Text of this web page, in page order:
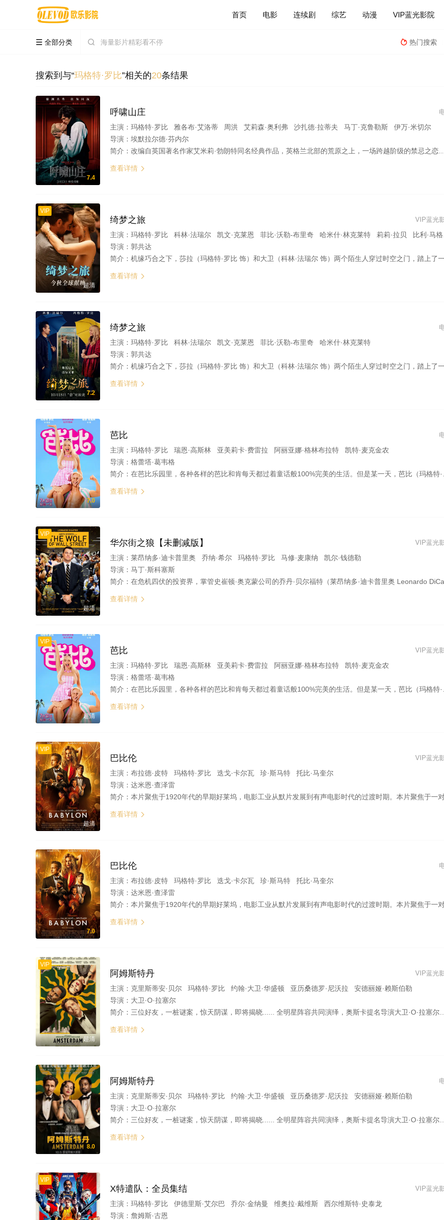
首页 电影 连续剧 综艺 动漫 VIP蓝光影院
 全部分类   热门搜索
搜索到与“玛格特·罗比”相关的20条结果
7.4
呼啸山庄
主演： 玛格特·罗比 雅各布·艾洛蒂 周洪 艾莉森·奥利弗 沙扎德·拉蒂夫 马丁·克鲁勒斯 伊万·米切尔
导演： 埃默拉尔德·芬内尔
简介： 改编自英国著名作家艾米莉·勃朗特同名经典作品，英格兰北部的荒原之上，一场跨越阶级的禁忌之恋正在上演。庄园之主的女儿凯茜（玛格特·罗比 饰）与被收养的孤儿希斯克利夫（雅各布·艾洛蒂 饰）青梅竹马，灵魂契合彼此深陷。爱意悄然滋长之时，现实的残酷和命运的捉弄却将二人分开。多年以后，他携风暴回来，纯洁的爱火逐渐从浪漫演变为痴狂，谱写了一曲关于欲望、爱与疯狂的史诗篇章。
查看详情 
VIP
超清
VIP蓝光
绮梦之旅
主演： 玛格特·罗比 科林·法瑞尔 凯文·克莱恩 菲比·沃勒-布里奇 哈米什·林克莱特 莉莉·拉贝 比利·马格努森 尤维·赫希特 谢尔比·西蒙斯
导演： 郭共达
简介： 机缘巧合之下，莎拉（玛格特·罗比 饰）和大卫（科林·法瑞尔 饰）两个陌生人穿过时空之门，踏上了一场大胆、绚烂，充满未知的冒险之旅。他们回到过去，重历了各自生命中至关重要的时刻，也见证了对方命运的转折点，而他们之间的关系，又是否会因此改写
查看详情 
7.2
绮梦之旅
主演： 玛格特·罗比 科林·法瑞尔 凯文·克莱恩 菲比·沃勒-布里奇 哈米什·林克莱特
导演： 郭共达
简介： 机缘巧合之下，莎拉（玛格特·罗比 饰）和大卫（科林·法瑞尔 饰）两个陌生人穿过时空之门，踏上了一场大胆、绚烂，充满未知的冒险之旅。他们回到过去，重历了各自生命中至关重要的时刻，也见证了对方命运的转折点，而他们之间的关系，又是否会因此改写
查看详情 
7.0
芭比
主演： 玛格特·罗比 瑞恩·高斯林 亚美莉卡·费雷拉 阿丽亚娜·格林布拉特 凯特·麦克金农
导演： 格蕾塔·葛韦格
简介： 在芭比乐园里，各种各样的芭比和肯每天都过着童话般100%完美的生活。但是某一天，芭比（玛格特·罗比 Margot Robbie 饰）发现自己的生活开始有了变化——比如她的一天不再一帆风顺，她开始思考死亡的意义，甚至她的双脚也不再是完美的高跟鞋形——她竟然脚掌落地了！接连出现的不完美打破了芭比乐园的平静，意识到存在感危机的芭比被迫前往真实世界探寻真相，肯（瑞恩·高斯林 Ryan Gosling 饰）也一路同行，一场大冒险就此开启。
查看详情 
VIP
超清
VIP蓝光
华尔街之狼【未删减版】
主演： 莱昂纳多·迪卡普里奥 乔纳·希尔 玛格特·罗比 马修·麦康纳 凯尔·钱德勒
导演： 马丁·斯科塞斯
简介： 在危机四伏的投资界，掌管史崔顿·奥克蒙公司的乔丹·贝尔福特（莱昂纳多·迪卡普里奥 Leonardo DiCaprio 饰）生活侈靡、实力雄厚。1987年，22岁的乔丹进入罗斯柴尔德公司，从接线员做起，在高级经纪人马克（马修·麦康纳 Matthew McConaughey 饰）指点下，进入了股票经纪人充满毒品和欲望的世界，半年后因“黑色星期一”，乔丹转投靠贩卖“便士股票”的小公司，凭借巧舌如簧获得成功，与邻居唐尼（乔纳·希尔 Jonah Hill 饰）和一班朋友另立门户，游走在灰色地带获利颇丰，获称“华尔街之狼”，然而，FBI已经开始留意他……
查看详情 
VIP
超清
VIP蓝光
芭比
主演： 玛格特·罗比 瑞恩·高斯林 亚美莉卡·费雷拉 阿丽亚娜·格林布拉特 凯特·麦克金农
导演： 格蕾塔·葛韦格
简介： 在芭比乐园里，各种各样的芭比和肯每天都过着童话般100%完美的生活。但是某一天，芭比（玛格特·罗比 Margot Robbie 饰）发现自己的生活开始有了变化——比如她的一天不再一帆风顺，她开始思考死亡的意义，甚至她的双脚也不再是完美的高跟鞋形——她竟然脚掌落地了！接连出现的不完美打破了芭比乐园的平静，意识到存在感危机的芭比被迫前往真实世界探寻真相，肯（瑞恩·高斯林 Ryan Gosling 饰）也一路同行，一场大冒险就此开启
查看详情 
VIP
超清
VIP蓝光
巴比伦
主演： 布拉德·皮特 玛格特·罗比 迭戈·卡尔瓦 珍·斯马特 托比·马奎尔
导演： 达米恩·查泽雷
简介： 本片聚焦于1920年代的早期好莱坞，电影工业从默片发展到有声电影时代的过渡时期。本片聚焦于一对男女主角的事业与情感，并追随了这一时期其他三位虚构角色的起起落落；他们都有各自的历史原型。 1926年的洛杉矶，墨西哥裔移民Manny（迭戈·卡尔瓦 饰）作为打杂工来到Kinoscope制片厂高管举办的放荡狂野的派对工作，在这里他邂逅了来自新泽西底层的金发女孩Nellie LaRoy（玛格特·罗比 饰）；她刚来到洛杉矶，狂放粗鲁，却又野心勃勃，希望在好莱坞成为一个电影明星，而Manny也对她一见钟情。 参加这场派对的还有当时已声名大噪的中年男演员Jack Conard（布拉德·皮特 饰）和华裔女演员朱菲（李丽君 饰），还有尚在打拼的非裔爵士小号手Sidney（约翰·艾德坡 饰）。在派对上，Manny还结识了Jack，并在后者的引荐下来到了电影的拍摄现场工作，并因其过人的工作表现而受人赏识。同时，在片场的另一边，Nellie也因其惊艳的舞蹈和表演而被发觉，拍摄了一部让她声名鹊起的无声电影。 在后来的1927年，第一部有声电影《爵士歌手》上映，这永远地改变了电影工业与好莱坞的格局。Manny把握住了时代的机会，逐渐成长，成为了电影制片人；Nellie却因为自我放纵，无法再跟上有声时代的步伐，逐渐沉沦，被制片厂要求强行改造。Jack因其表演能力已不再适应有声时代，进入了备受煎熬的中年和事业双重危机。朱菲因其同性恋身份，无法再被日趋保守的好莱坞包容。Sidney成为了黑人爵士音乐片的演员，却被要求“把脸涂得更黑”以迎合刻板印象。 在此之后，五人的命运都急转直下。声貌诡异、行为变态的洛杉矶的黑帮头目James McKay（托比·马奎尔 饰）因Nellie欠下的赌债突然介入，打断了Manny的美好人生，电影也在此时进入一种黑暗的氛围。好莱坞的黄金时代，似乎在此逐渐消逝。那些曾经在影史上留下自己名字的人，也在变革的阵痛中被历史抛弃，在时光流转之下被
查看详情 
7.0
巴比伦
主演： 布拉德·皮特 玛格特·罗比 迭戈·卡尔瓦 珍·斯马特 托比·马奎尔
导演： 达米恩·查泽雷
简介： 本片聚焦于1920年代的早期好莱坞，电影工业从默片发展到有声电影时代的过渡时期。本片聚焦于一对男女主角的事业与情感，并追随了这一时期其他三位虚构角色的起起落落；他们都有各自的历史原型。 1926年的洛杉矶，墨西哥裔移民Manny（迭戈·卡尔瓦 饰）作为打杂工来到Kinoscope制片厂高管举办的放荡狂野的派对工作，在这里他邂逅了来自新泽西底层的金发女孩Nellie LaRoy（玛格特·罗比 饰）；她刚来到洛杉矶，狂放粗鲁，却又野心勃勃，希望在好莱坞成为一个电影明星，而Manny也对她一见钟情。 参加这场派对的还有当时已声名大噪的中年男演员Jack Conard（布拉德·皮特 饰）和华裔女演员朱菲（李丽君 饰），还有尚在打拼的非裔爵士小号手Sidney（约翰·艾德坡 饰）。在派对上，Manny还结识了Jack，并在后者的引荐下来到了电影的拍摄现场工作，并因其过人的工作表现而受人赏识。同时，在片场的另一边，Nellie也因其惊艳的舞蹈和表演而被发觉，拍摄了一部让她声名鹊起的无声电影。 在后来的1927年，第一部有声电影《爵士歌手》上映，这永远地改变了电影工业与好莱坞的格局。Manny把握住了时代的机会，逐渐成长，成为了电影制片人；Nellie却因为自我放纵，无法再跟上有声时代的步伐，逐渐沉沦，被制片厂要求强行改造。Jack因其表演能力已不再适应有声时代，进入了备受煎熬的中年和事业双重危机。朱菲因其同性恋身份，无法再被日趋保守的好莱坞包容。Sidney成为了黑人爵士音乐片的演员，却被要求“把脸涂得更黑”以迎合刻板印象。 在此之后，五人的命运都急转直下。声貌诡异、行为变态的洛杉矶的黑帮头目James McKay（托比·马奎尔 饰）因Nellie欠下的赌债突然介入，打断了Manny的美好人生，电影也在此时进入一种黑暗的氛围。好莱坞的黄金时代，似乎在此逐渐消逝。那些曾经在影史上留下自己名字的人，也在变革的阵痛中被历史抛弃，在时光流转之下被
查看详情 
VIP
超清
VIP蓝光
阿姆斯特丹
主演： 克里斯蒂安·贝尔 玛格特·罗比 约翰·大卫·华盛顿 亚历桑德罗·尼沃拉 安德丽娅·赖斯伯勒
导演： 大卫·O·拉塞尔
简介： 三位好友，一桩谜案，惊天阴谋，即将揭晓...... 全明星阵容共同演绎，奥斯卡提名导演大卫·O·拉塞尔执导，克里斯蒂安·贝尔、玛格特·罗比、约翰·大卫·华盛顿主演，泰勒·斯威夫特惊喜亮相！当目击者变成嫌疑人，身处风暴中心的他们，该如何守护彼此，发现真相？
查看详情 
8.0
阿姆斯特丹
主演： 克里斯蒂安·贝尔 玛格特·罗比 约翰·大卫·华盛顿 亚历桑德罗·尼沃拉 安德丽娅·赖斯伯勒
导演： 大卫·O·拉塞尔
简介： 三位好友，一桩谜案，惊天阴谋，即将揭晓...... 全明星阵容共同演绎，奥斯卡提名导演大卫·O·拉塞尔执导，克里斯蒂安·贝尔、玛格特·罗比、约翰·大卫·华盛顿主演，泰勒·斯威夫特惊喜亮相！当目击者变成嫌疑人，身处风暴中心的他们，该如何守护彼此，发现真相？
查看详情 
VIP
VIP蓝光
X特遣队：全员集结
主演： 玛格特·罗比 伊德里斯·艾尔巴 乔尔·金纳曼 维奥拉·戴维斯 西尔维斯特·史泰龙
导演： 詹姆斯·古恩